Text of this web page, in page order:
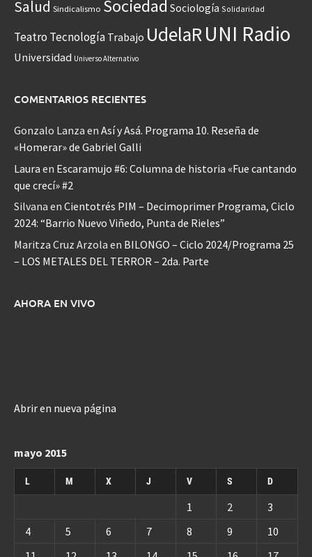
Salud Sindicalismo Sociedad Sociología Solidaridad
Teatro Tecnología Trabajo UdelaRUNI Radio
Universidad Universo Alternativo
COMENTARIOS RECIENTES
Gonzalo Lanza en Así y Asá. Programa 10. Reseña de
«Homerar» de Gabriel Galli
Laura en Escaramujo #6: Columna de historia «Fue cantando
que crecí» #2
Silvana en Cientotrés PIM – Decimoprimer Programa, Ciclo
2024: “Barrio Nuevo Viñedo, Punta de Rieles”
Maritza Cruz Arzola en BILONGO – Ciclo 2024/Programa 25
– LOS METALES DEL TERROR – 2da. Parte
AHORA EN VIVO
Abrir en nueva página
mayo 2015
L M X J V S D
1 2
3
4
5 6 7 8 9
10